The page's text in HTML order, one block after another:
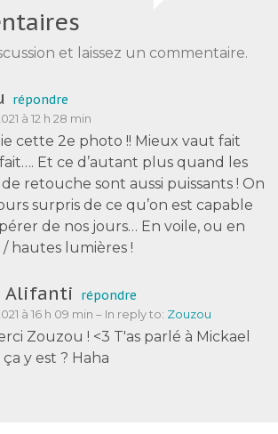
et laissez un commentaire.
répondre
à 12 h 28 min
cette 2e photo !! Mieux vaut fait
Et ce d’autant plus quand les
de retouche sont aussi puissants ! On
surpris de ce qu’on est capable
de nos jours… En voile, ou en
hautes lumières !
Alifanti répondre
à 16 h 09 min – In reply to: Zouzou
Zouzou ! <3 T'as parlé à Mickael
y est ? Haha